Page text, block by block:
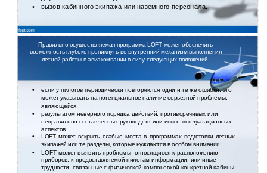
• вызов кабинного экипажа или наземного персонала.
Правильно осуществляемая программа LOFT может обеспечить
возможность глубоко проникнуть во внутренний механизм выполнения
летной работы в авиакомпании в силу следующих положений:
• если у пилотов периодически повторяются одни и те же ошибки, это
может указывать на потенциальное наличие серьезной проблемы,
являющейся
•
результатом неверного порядка действий, противоречивых или
неправильно составленных руководств или иных эксплуатационных
аспектов;
•
LOFT может вскрыть слабые места в программах подготовки летных
экипажей или те разделы, которые нуждаются в особом внимании;
•
LOFT может выявить проблемы, относящиеся к расположению
приборов, к предоставляемой пилотам информации, или иные
трудности, связанные с физической компоновкой конкретной кабины